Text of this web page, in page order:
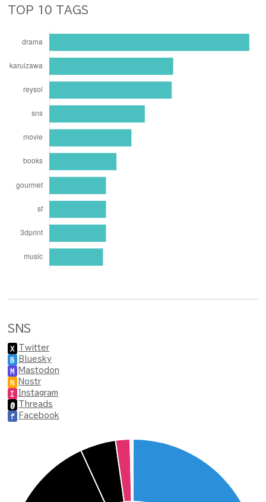
TOP 10 TAGS
SNS
X Twitter
B Bluesky
M Mastodon
N Nostr
I Instagram
@ Threads
f Facebook